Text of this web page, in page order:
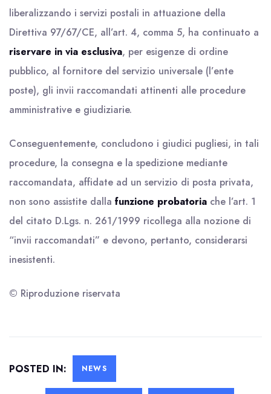
liberalizzando i servizi postali in attuazione della
Direttiva 97/67/CE, all’art. 4, comma 5, ha continuato a
riservare in via esclusiva, per esigenze di ordine
pubblico, al fornitore del servizio universale (l’ente
poste), gli invii raccomandati attinenti alle procedure
amministrative e giudiziarie.
Conseguentemente, concludono i giudici pugliesi, in tali
procedure, la consegna e la spedizione mediante
raccomandata, affidate ad un servizio di posta privata,
non sono assistite dalla funzione probatoria che l’art. 1
del citato D.Lgs. n. 261/1999 ricollega alla nozione di
“invii raccomandati” e devono, pertanto, considerarsi
inesistenti.
© Riproduzione riservata
POSTED IN: NEWS